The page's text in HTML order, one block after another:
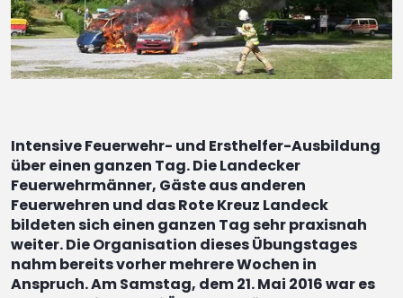
Intensive Feuerwehr- und Ersthelfer-Ausbildung
über einen ganzen Tag. Die Landecker
Feuerwehrmänner, Gäste aus anderen
Feuerwehren und das Rote Kreuz Landeck
bildeten sich einen ganzen Tag sehr praxisnah
weiter. Die Organisation dieses Übungstages
nahm bereits vorher mehrere Wochen in
Anspruch. Am Samstag, dem 21. Mai 2016 war es